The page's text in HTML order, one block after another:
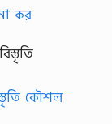
কর
কৌশল